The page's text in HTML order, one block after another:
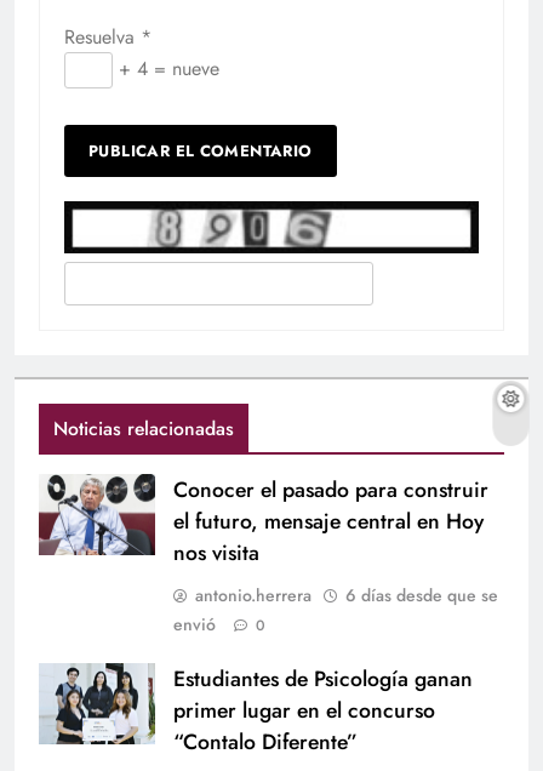
Resuelva *
+ 4 = nueve
Noticias relacionadas
Conocer el pasado para construir
el futuro, mensaje central en Hoy
nos visita
antonio.herrera
6 días desde que se
envió
0
Estudiantes de Psicología ganan
primer lugar en el concurso
“Contalo Diferente”